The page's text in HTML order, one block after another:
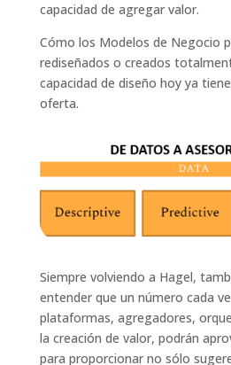
capacidad de agregar valor.
Cómo los Modelos de Negocio
rediseñados o creados
capacidad de diseño hoy ya
oferta.
Siempre volviendo a Hagel,
entender que un número cada
plataformas, agregadores,
la creación de valor, podrán
para proporcionar no sólo